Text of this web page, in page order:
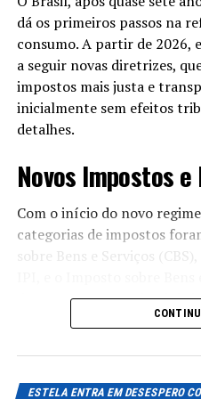
utilizáveis para os
Leia Também:
comunidades limpam
Araruama
O investimento de R$ 82
número; é um indicativo de
comprometidas com o
o aumento das iniciativas
O Papel da
de Energia
dá os primeiros passos na
consumo. A partir de 2026,
a seguir novas diretrizes,
impostos mais justa e
inicialmente sem efeitos
detalhes.
Novos Impostos
Com o início do novo
categorias de impostos
sobre Bens e Serviços
do ICMS e ISS. Desde 1º de
emitir notas fiscais que
Serviços eletrônica (NFS-
a princípio facultativo, e as
ESTELA ENTRA EM DESESPERO